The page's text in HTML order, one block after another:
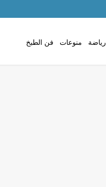
رياضة منوعات فن الطبخ